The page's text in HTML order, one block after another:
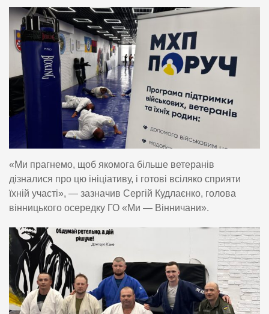
«Ми прагнемо, щоб якомога більше ветеранів
дізналися про цю ініціативу, і готові всіляко сприяти
їхній участі», — зазначив Сергій Кудлаєнко, голова
вінницького осередку ГО «Ми — Вінничани».